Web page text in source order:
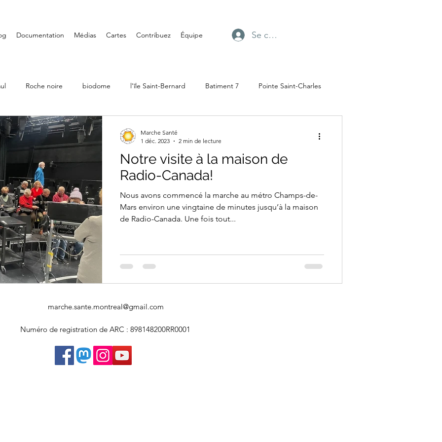
Documentation Médias Cartes Contribuez Équipe Se connecter
Roche noire biodome l’île Saint-Bernard Batiment 7 Pointe Saint-Charles
Ville Émard Musées
LaSalle Randonnée Iles de Boucherville Château Dufresne Parc Angrignon
Art mural Saint-Henri Fondation PHI Carré Doré
Art souterrain Salons et expositions
Notre visite à la maison de
Radio-Canada!
Nous avons commencé la marche au métro Champs-de-
Mars environ une vingtaine de minutes jusqu’à la maison
de Radio-Canada. Une fois tout...
Marche Santé
1 déc. 2023
2 min de lecture
marche.sante.montreal@gmail.com
Numéro de registration de ARC : 898148200RR0001